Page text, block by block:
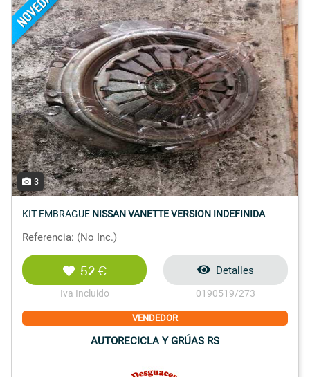
3
KIT EMBRAGUE NISSAN VANETTE VERSION INDEFINIDA
Referencia: (No Inc.)
52 €
Iva Incluido
Detalles
0190519/273
VENDEDOR
AUTORECICLA Y GRÚAS RS